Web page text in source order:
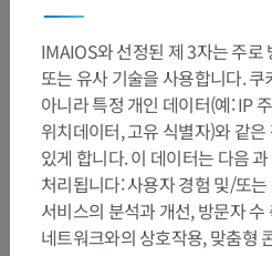
해부학적 계층
IMAIOS와 선정된 제 3자는 주로
또는 유사 기술을 사용합니다.
아니라 특정 개인 데이터(예: IP
위치데이터, 고유 식별자)와 같
있게 합니다. 이 데이터는 다음
처리됩니다: 사용자 경험 및/또
서비스의 분석과 개선, 방문자 수
네트워크와의 상호작용, 맞춤형